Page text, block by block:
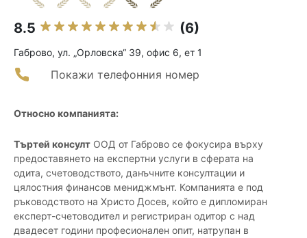
8.5 (6)
Габрово, ул. „Орловска“ 39, офис 6, ет 1
Покажи телефонния номер
Относно компанията:
Търтей консулт ООД от Габрово се фокусира върху
предоставянето на експертни услуги в сферата на
одита, счетоводството, данъчните консултации и
цялостния финансов мениджмънт. Компанията е под
ръководството на Христо Досев, който е дипломиран
експерт-счетоводител и регистриран одитор с над
двадесет години професионален опит, натрупан в